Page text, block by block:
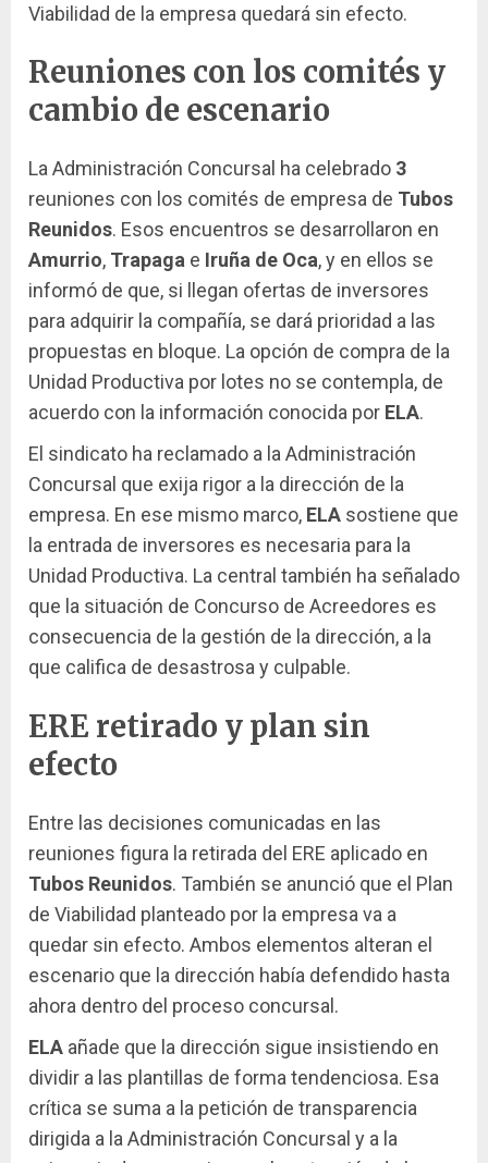
Viabilidad de la empresa quedará sin efecto.
Reuniones con los comités y
cambio de escenario
La Administración Concursal ha celebrado 3
reuniones con los comités de empresa de Tubos
Reunidos. Esos encuentros se desarrollaron en
Amurrio, Trapaga e Iruña de Oca, y en ellos se
informó de que, si llegan ofertas de inversores
para adquirir la compañía, se dará prioridad a las
propuestas en bloque. La opción de compra de la
Unidad Productiva por lotes no se contempla, de
acuerdo con la información conocida por ELA.
El sindicato ha reclamado a la Administración
Concursal que exija rigor a la dirección de la
empresa. En ese mismo marco, ELA sostiene que
la entrada de inversores es necesaria para la
Unidad Productiva. La central también ha señalado
que la situación de Concurso de Acreedores es
consecuencia de la gestión de la dirección, a la
que califica de desastrosa y culpable.
ERE retirado y plan sin
efecto
Entre las decisiones comunicadas en las
reuniones figura la retirada del ERE aplicado en
Tubos Reunidos. También se anunció que el Plan
de Viabilidad planteado por la empresa va a
quedar sin efecto. Ambos elementos alteran el
escenario que la dirección había defendido hasta
ahora dentro del proceso concursal.
ELA añade que la dirección sigue insistiendo en
dividir a las plantillas de forma tendenciosa. Esa
crítica se suma a la petición de transparencia
dirigida a la Administración Concursal y a la